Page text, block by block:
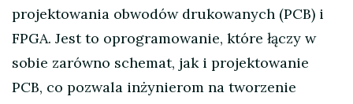
projektowania obwodów drukowanych (PCB) i
FPGA. Jest to oprogramowanie, które łączy w
sobie zarówno schemat, jak i projektowanie
PCB, co pozwala inżynierom na tworzenie